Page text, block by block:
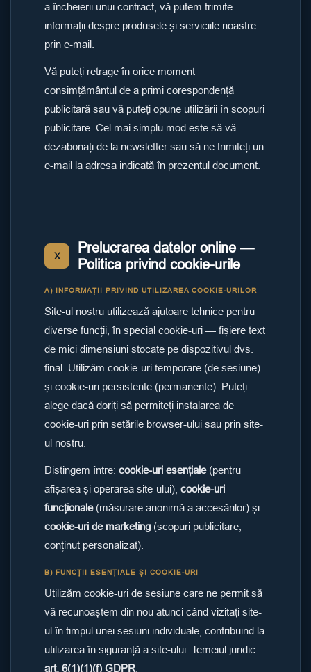
a încheierii unui contract, vă putem trimite
informații despre produsele și serviciile noastre
prin e-mail.
Vă puteți retrage în orice moment
consimțământul de a primi corespondență
publicitară sau vă puteți opune utilizării în scopuri
publicitare. Cel mai simplu mod este să vă
dezabonați de la newsletter sau să ne trimiteți un
e-mail la adresa indicată în prezentul document.
X
Prelucrarea datelor online —
Politica privind cookie-urile
A) INFORMAȚII PRIVIND UTILIZAREA COOKIE-URILOR
Site-ul nostru utilizează ajutoare tehnice pentru
diverse funcții, în special cookie-uri — fișiere text
de mici dimensiuni stocate pe dispozitivul dvs.
final. Utilizăm cookie-uri temporare (de sesiune)
și cookie-uri persistente (permanente). Puteți
alege dacă doriți să permiteți instalarea de
cookie-uri prin setările browser-ului sau prin site-
ul nostru.
Distingem între: cookie-uri esențiale(pentru
afișarea și operarea site-ului), cookie-uri
funcționale(măsurare anonimă a accesărilor) și
cookie-uri de marketing (scopuri publicitare,
conținut personalizat).
B) FUNCȚII ESENȚIALE ȘI COOKIE-URI
Utilizăm cookie-uri de sesiune care ne permit să
vă recunoaștem din nou atunci când vizitați site-
ul în timpul unei sesiuni individuale, contribuind la
utilizarea în siguranță a site-ului. Temeiul juridic:
art. 6(1)(1)(f) GDPR